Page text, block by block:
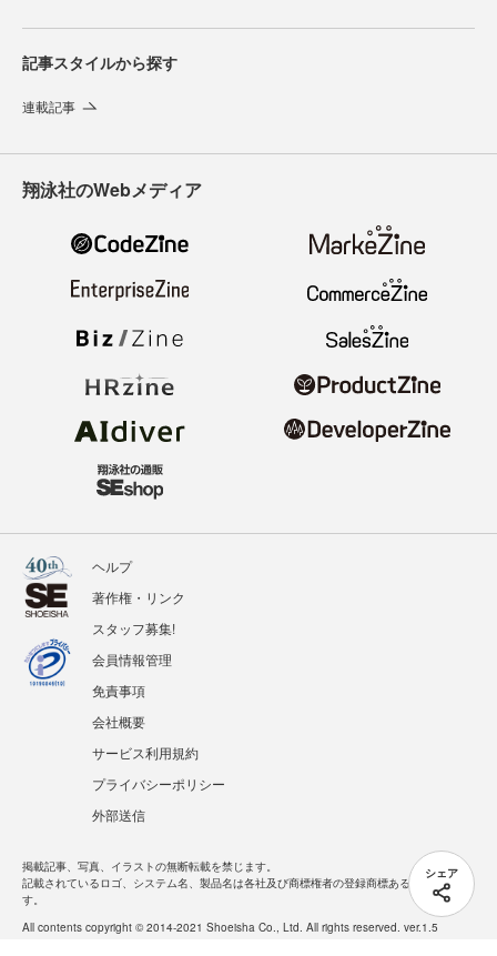
シェア
記事スタイルから探す
連載記事
翔泳社のWebメディア
ヘルプ
著作権・リンク
スタッフ募集!
会員情報管理
免責事項
会社概要
サービス利用規約
プライバシーポリシー
外部送信
掲載記事、写真、イラストの無断転載を禁じます。
記載されているロゴ、システム名、製品名は各社及び商標権者の登録商標あるいは商標で
す。
All contents copyright © 2014-2021 Shoeisha Co., Ltd. All rights reserved. ver.1.5